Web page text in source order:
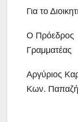
Για το
Ο
Γραμματέας
Κων.